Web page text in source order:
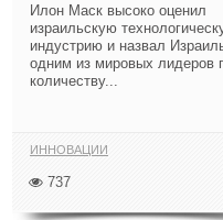
Илон Маск высоко оценил
израильскую
индустрию и назвал
одним из мировых лидеров
количеству...
ИННОВАЦИИ
737